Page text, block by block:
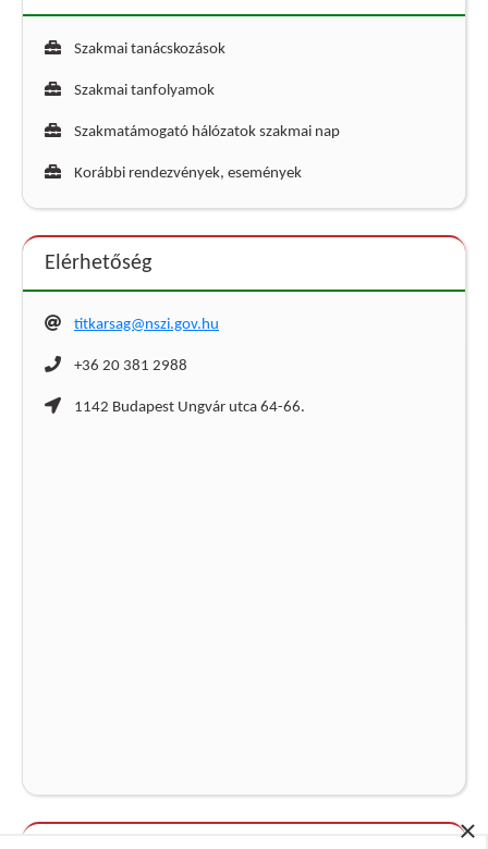
×
Szakmai tanácskozások
Szakmai tanfolyamok
Szakmatámogató hálózatok szakmai nap
Korábbi rendezvények, események
Elérhetőség
titkarsag@nszi.gov.hu
+36 20 381 2988
1142 Budapest Ungvár utca 64-66.